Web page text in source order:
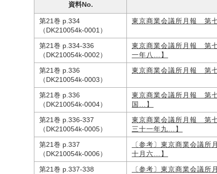
資料No.
第21巻 p.334
（DK210054k-0001）
東京商業会議所月報 第
第21巻 p.334-336
（DK210054k-0002）
東京商業会議所月報 第
一年八…】
第21巻 p.336
（DK210054k-0003）
東京商業会議所月報 第
第21巻 p.336
（DK210054k-0004）
東京商業会議所月報 第
国…】
第21巻 p.336-337
（DK210054k-0005）
東京商業会議所月報 第
三十一年九…】
第21巻 p.337
（DK210054k-0006）
〔参考〕東京商業会議
十月六…】
第21巻 p.337-338
〔参考〕東京商業会議